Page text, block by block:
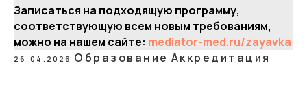
Записаться на подходящую программу,
соответствующую всем новым требованиям,
можно на нашем сайте: mediator-med.ru/zayavka
26.04.2026 Образование Аккредитация